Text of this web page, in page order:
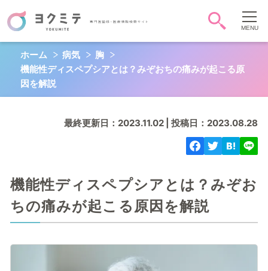
症状・病気から調べる
頭-顔-首
全身 心
ホーム 病気
胸
機能性ディスペプシアとは？みぞおちの痛みが起こる原
因を解説
最終更新日：2023.11.02 | 投稿日：2023.08.28
機能性ディスペプシアとは？みぞお
ちの痛みが起こる原因を解説